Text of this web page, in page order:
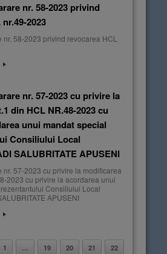
nr. 58-2023 privind
2023
nr. 58-2023 privind revocarea HCL
nr. 57-2023 cu privire la
din HCL NR.48-2023 cu
unui mandat special
Consiliului Local
SALUBRITATE APUSENI
nr. 57-2023 cu privire la modificarea
2023 cu privire la acordarea unui
Consiliului Local
APUSENI
1 … 19 20 21
22